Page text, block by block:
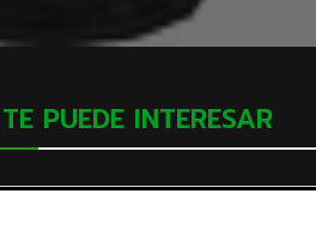
PUEDE INTERESAR